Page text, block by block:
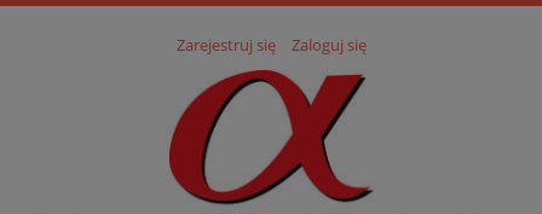
Zarejestruj się Zaloguj się